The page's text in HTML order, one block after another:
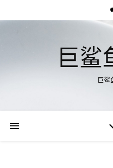
巨鲨
巨鲨